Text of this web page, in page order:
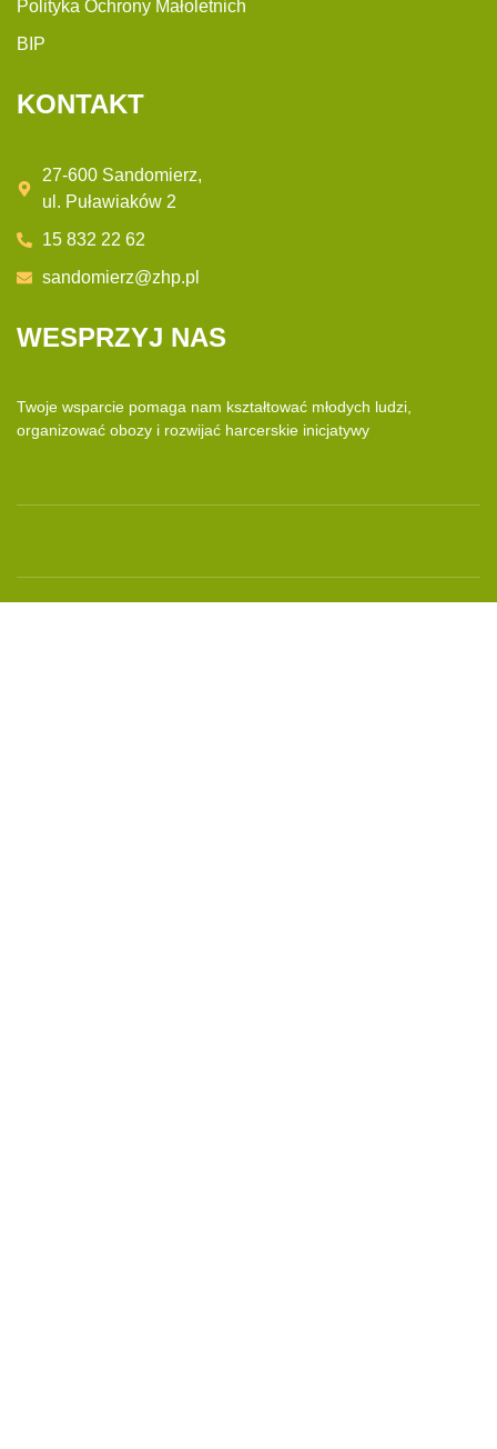
Polityka Ochrony Małoletnich
BIP
KONTAKT
27-600 Sandomierz,
ul. Puławiaków 2
15 832 22 62
sandomierz@zhp.pl
WESPRZYJ NAS
Twoje wsparcie pomaga nam kształtować młodych ludzi,
organizować obozy i rozwijać harcerskie inicjatywy